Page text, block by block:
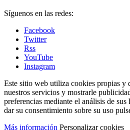
Síguenos en las redes:
Facebook
Twitter
Rss
YouTube
Instagram
Este sitio web utiliza cookies propias y
nuestros servicios y mostrarle
preferencias mediante el análisis de
dar su consentimiento sobre su uso
Más información Personalizar cookies